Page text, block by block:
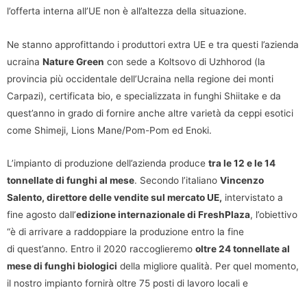
l’offerta interna all’UE non è all’altezza della situazione.
Ne stanno approfittando i produttori extra UE e tra questi l’azienda
ucraina Nature Green con sede a Koltsovo di Uzhhorod (la
provincia più occidentale dell’Ucraina nella regione dei monti
Carpazi), certificata bio, e specializzata in funghi Shiitake e da
quest’anno in grado di fornire anche altre varietà da ceppi esotici
come Shimeji, Lions Mane/Pom-Pom ed Enoki.
L’impianto di produzione dell’azienda produce tra le 12 e le 14
tonnellate di funghi al mese. Secondo l’italiano Vincenzo
Salento, direttore delle vendite sul mercato UE, intervistato a
fine agosto dall’edizione internazionale di FreshPlaza, l’obiettivo
“è di arrivare a raddoppiare la produzione entro la fine
di quest’anno. Entro il 2020 raccoglieremo oltre 24 tonnellate al
mese di funghi biologici della migliore qualità. Per quel momento,
il nostro impianto fornirà oltre 75 posti di lavoro locali e